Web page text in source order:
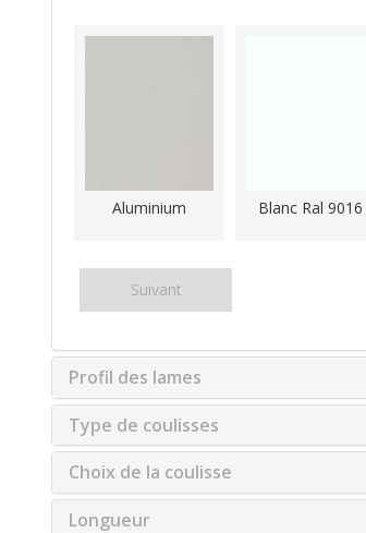
Aluminium Blanc Ral 9016
Suivant
Profil des lames
Type de coulisses
Choix de la coulisse
Longueur